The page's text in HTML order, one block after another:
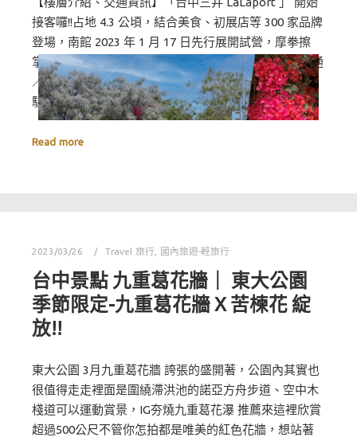
接客囉!!占地 4.3 公頃，結合美食、初展店等 300 家品牌
登場，南館 2023 年 1 月 17 日先行展開試營，摩拳擦
掌，營運當天人潮真的不少，地址/停車資訊／周邊交通
／館內品牌一次曝光，北館 4.27 開張 更多美食品牌進
駐 登…
Read more
2023/03/26 Travel 旅行 國內旅遊-輕旅行
台中景點 九重葛花牆｜ 東大公園
季節限定-九重葛花牆 X 苦楝花 綻
放!!
東大公園 3月九重葛花牆 誇張的盛開著，公園內其實也
很值得走走裡面是圍繞滯洪池的諾亞方舟步道、空中木
棧道可以運動賞景，IG夯燒九重葛花瀑 推薦來這裡欣賞
超過500公尺不管你怎拍都是唯美的紅色花牆，想站著